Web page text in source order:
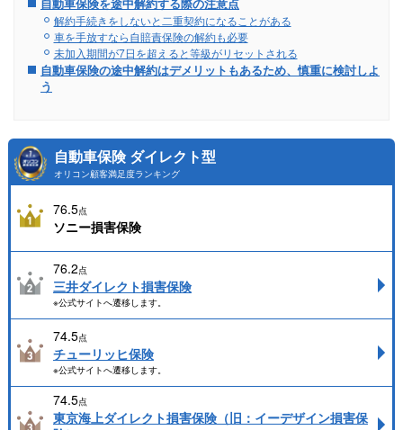
自動車保険を途中解約する際の注意点
解約手続きをしないと二重契約になることがある
車を手放すなら自賠責保険の解約も必要
未加入期間が7日を超えると等級がリセットされる
自動車保険の途中解約はデメリットもあるため、慎重に検討しよ
う
自動車保険 ダイレクト型
オリコン顧客満足度ランキング
76.5点
ソニー損害保険
76.2点
三井ダイレクト損害保険
※公式サイトへ遷移します。
74.5点
チューリッヒ保険
※公式サイトへ遷移します。
74.5点
東京海上ダイレクト損害保険（旧：イーデザイン損害保